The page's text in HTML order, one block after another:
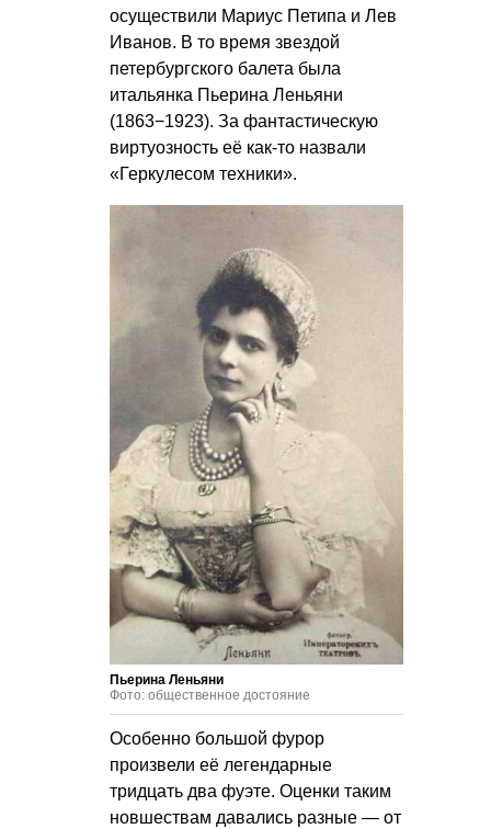
осуществили Мариус Петипа и Лев
Иванов. В то время звездой
петербургского балета была
итальянка Пьерина Леньяни
(1863−1923). За фантастическую
виртуозность её как-то назвали
«Геркулесом техники».
Пьерина Леньяни
Фото: общественное достояние
Особенно большой фурор
произвели её легендарные
тридцать два фуэте. Оценки таким
новшествам давались разные — от